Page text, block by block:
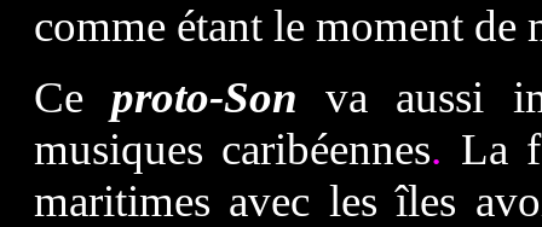
comme étant le moment
Ce proto-Son va aussi
musiques caribéennes. La
maritimes avec les îles